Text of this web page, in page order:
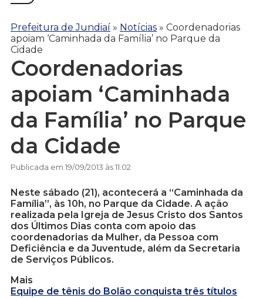
Prefeitura de Jundiaí » Notícias » Coordenadorias
apoiam ‘Caminhada da Família’ no Parque da
Cidade
Coordenadorias
apoiam ‘Caminhada
da Família’ no Parque
da Cidade
Publicada em 19/09/2013 às 11:02
Neste sábado (21), acontecerá a “Caminhada da
Família”, às 10h, no Parque da Cidade. A ação
realizada pela Igreja de Jesus Cristo dos Santos
dos Últimos Dias conta com apoio das
coordenadorias da Mulher, da Pessoa com
Deficiência e da Juventude, além da Secretaria
de Serviços Públicos.
Mais
Equipe de tênis do Bolão conquista três títulos